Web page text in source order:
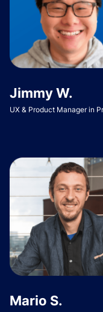
Jimmy W.
UX & Product Manager in
Mario S.